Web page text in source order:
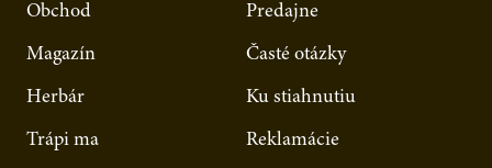
Obchod
Magazín
Herbár
Trápi ma
Predajne
Časté otázky
Ku stiahnutiu
Reklamácie